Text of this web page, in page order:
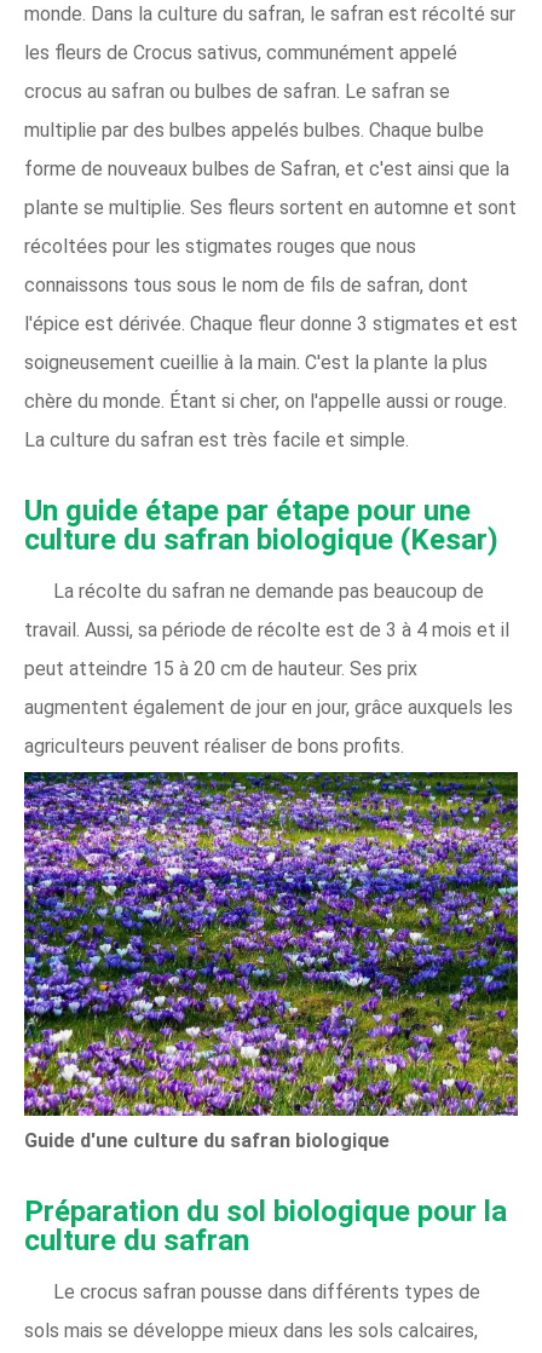
monde. Dans la culture du safran, le safran est récolté sur
les fleurs de Crocus sativus, communément appelé
crocus au safran ou bulbes de safran. Le safran se
multiplie par des bulbes appelés bulbes. Chaque bulbe
forme de nouveaux bulbes de Safran, et c'est ainsi que la
plante se multiplie. Ses fleurs sortent en automne et sont
récoltées pour les stigmates rouges que nous
connaissons tous sous le nom de fils de safran, dont
l'épice est dérivée. Chaque fleur donne 3 stigmates et est
soigneusement cueillie à la main. C'est la plante la plus
chère du monde. Étant si cher, on l'appelle aussi or rouge.
La culture du safran est très facile et simple.
Un guide étape par étape pour une
culture du safran biologique (Kesar)
La récolte du safran ne demande pas beaucoup de
travail. Aussi, sa période de récolte est de 3 à 4 mois et il
peut atteindre 15 à 20 cm de hauteur. Ses prix
augmentent également de jour en jour, grâce auxquels les
agriculteurs peuvent réaliser de bons profits.
Guide d'une culture du safran biologique
Préparation du sol biologique pour la
culture du safran
Le crocus safran pousse dans différents types de
sols mais se développe mieux dans les sols calcaires,